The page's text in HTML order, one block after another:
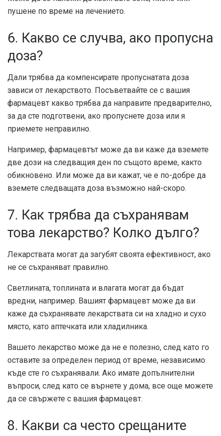
пушене по време на лечението.
6. Какво се случва, ако пропусна
доза?
Дали трябва да компенсирате пропуснатата доза
зависи от лекарството. Посъветвайте се с вашия
фармацевт какво трябва да направите предварително,
за да сте подготвени, ако пропуснете доза или я
приемете неправилно.
Например, фармацевтът може да ви каже да вземете
две дози на следващия ден по същото време, както
обикновено. Или може да ви кажат, че е по-добре да
вземете следващата доза възможно най-скоро.
7. Как трябва да съхранявам
това лекарство? Колко дълго?
Лекарствата могат да загубят своята ефективност, ако
не се съхраняват правилно.
Светлината, топлината и влагата могат да бъдат
вредни, например. Вашият фармацевт може да ви
каже да съхранявате лекарствата си на хладно и сухо
място, като аптечката или хладилника.
Вашето лекарство може да не е полезно, след като го
оставите за определен период от време, независимо
къде сте го съхранявали. Ако имате допълнителни
въпроси, след като се върнете у дома, все още можете
да се свържете с вашия фармацевт.
8. Какви са често срещаните